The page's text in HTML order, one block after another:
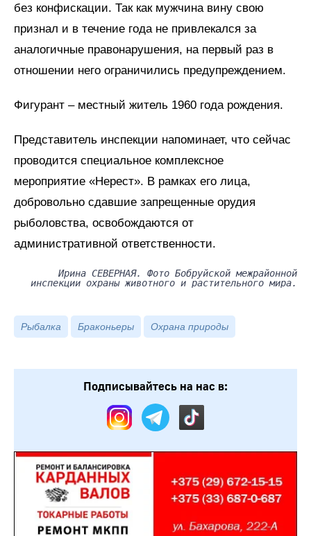
без конфискации. Так как мужчина вину свою
признал и в течение года не привлекался за
аналогичные правонарушения, на первый раз в
отношении него ограничились предупреждением.
Фигурант – местный житель 1960 года рождения.
Представитель инспекции напоминает, что сейчас
проводится специальное комплексное
мероприятие «Нерест». В рамках его лица,
добровольно сдавшие запрещенные орудия
рыболовства, освобождаются от
административной ответственности.
Ирина СЕВЕРНАЯ. Фото Бобруйской межрайонной
инспекции охраны животного и растительного мира.
Рыбалка Браконьеры Охрана природы
Подписывайтесь на нас в: